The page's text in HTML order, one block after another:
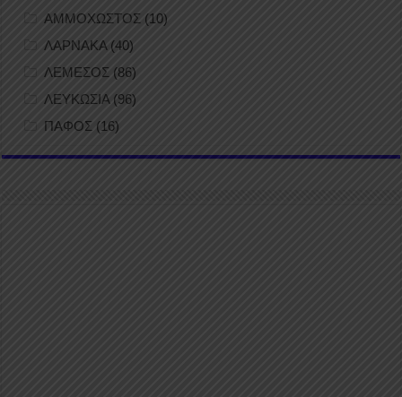
ΑΜΜΟΧΩΣΤΟΣ (10)
ΛΑΡΝΑΚΑ(40)
ΛΕΜΕΣΟΣ (86)
ΛΕΥΚΩΣΙΑ(96)
ΠΑΦΟΣ (16)